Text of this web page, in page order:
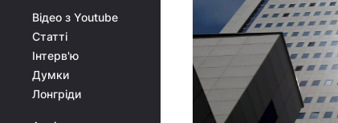
Відео з Youtube
Статті
Інтерв'ю
Думки
Лонгріди